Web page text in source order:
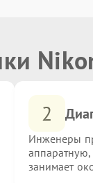
2
Инженеры
занимает